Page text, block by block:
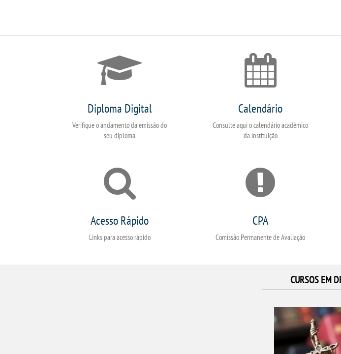
Diploma Digital
Verifique o andamento da emissão do
seu diploma
Calendário
Consulte aqui o calendário acadêmico
da instituição
Acesso Rápido
Links para acesso rápido
CPA
Comissão Permanente de Avaliação
CURSOS EM